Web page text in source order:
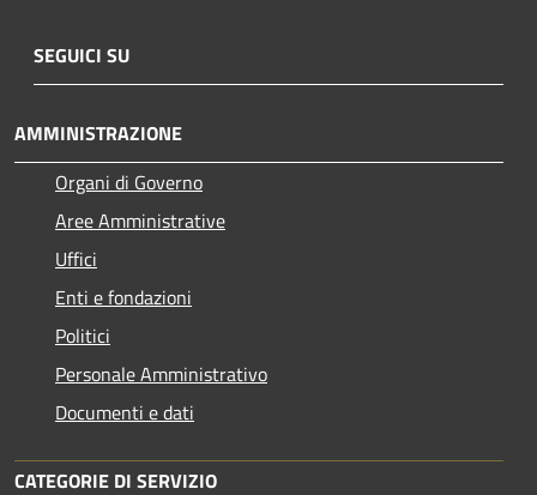
SEGUICI SU
AMMINISTRAZIONE
Organi di Governo
Aree Amministrative
Uffici
Enti e fondazioni
Politici
Personale Amministrativo
Documenti e dati
CATEGORIE DI SERVIZIO